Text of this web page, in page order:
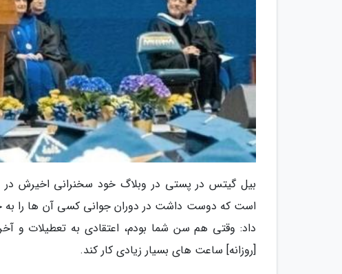
بیل گیتس در پستی در وبلاگ خود سخنرانی اخیرش در
است که دوست داشت در دوران جوانی کسی آن ها را به
داد: وقتی هم سن شما بودم، اعتقادی به تعطیلات و
[روزانه] ساعت های بسیار زیادی کار کند.